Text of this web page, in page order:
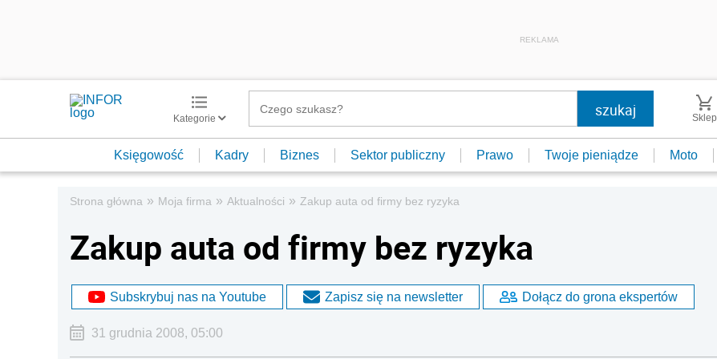
REKLAMA
Kategorie Sklep
Księgowość Kadry Biznes Sektor publiczny Prawo Twoje pieniądze Moto
Strona główna » Moja firma » Aktualności » Zakup auta od firmy bez ryzyka
Zakup auta od firmy bez ryzyka
Subskrybuj nas na Youtube Zapisz się na newsletter Dołącz do grona ekspertów
31 grudnia 2008, 05:00